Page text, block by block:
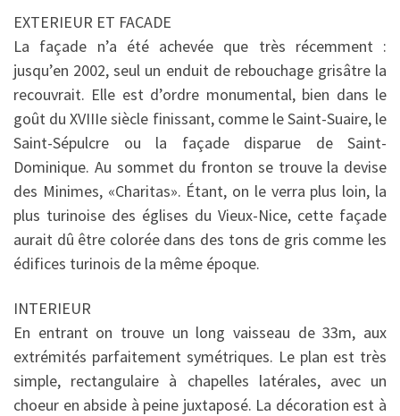
EXTERIEUR ET FACADE
La façade n’a été achevée que très récemment :
jusqu’en 2002, seul un enduit de rebouchage grisâtre la
recouvrait. Elle est d’ordre monumental, bien dans le
goût du XVIIIe siècle finissant, comme le Saint-Suaire, le
Saint-Sépulcre ou la façade disparue de Saint-
Dominique. Au sommet du fronton se trouve la devise
des Minimes, «Charitas». Étant, on le verra plus loin, la
plus turinoise des églises du Vieux-Nice, cette façade
aurait dû être colorée dans des tons de gris comme les
édifices turinois de la même époque.
INTERIEUR
En entrant on trouve un long vaisseau de 33m, aux
extrémités parfaitement symétriques. Le plan est très
simple, rectangulaire à chapelles latérales, avec un
choeur en abside à peine juxtaposé. La décoration est à